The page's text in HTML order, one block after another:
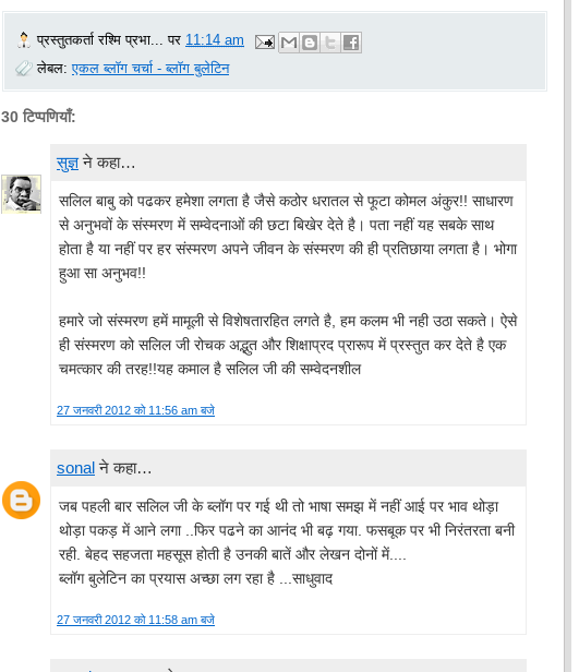
प्रस्तुतकर्तारश्मि प्रभा... पर 11:14 am
लेबल:एकल ब्लॉग चर्चा - ब्लॉग बुलेटिन
30 टिप्पणियाँ:
सुज्ञने कहा…
सलिल बाबु को पढकर हमेशा लगता है जैसे कठोर धरातल से फूटा कोमल अंकुर!! साधारण
से अनुभवों के संस्मरण में सम्वेदनाओं की छटा बिखेर देते है। पता नहीं यह सबके साथ
होता है या नहीं पर हर संस्मरण अपने जीवन के संस्मरण की ही प्रतिछाया लगता है। भोगा
हुआ सा अनुभव!!
हमारे जो संस्मरण हमें मामूली से विशेषतारहित लगते है, हम कलम भी नही उठा सकते। ऐसे
ही संस्मरण को सलिल जी रोचक अद्भुत और शिक्षाप्रद प्रारूप में प्रस्तुत कर देते है एक
चमत्कार की तरह!!यह कमाल है सलिल जी की सम्वेदनशील
27 जनवरी 2012 को 11:56 am बजे
sonalने कहा…
जब पहली बार सलिल जी के ब्लॉग पर गई थी तो भाषा समझ में नहीं आई पर भाव थोड़ा
थोड़ा पकड़ में आने लगा ..फिर पढने का आनंद भी बढ़ गया. फसबूक पर भी निरंतरता बनी
रही. बेहद सहजता महसूस होती है उनकी बातें और लेखन दोनों में....
ब्लॉग बुलेटिन का प्रयास अच्छा लग रहा है ...साधुवाद
27 जनवरी 2012 को 11:58 am बजे